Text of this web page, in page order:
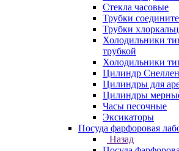
Стекла часовые
Трубки
Трубки
Холодильники
трубкой
Холодильники
Цилиндр
Цилиндры для
Цилиндры
Часы песочные
Эксикаторы
Посуда фарфоровая
Назад